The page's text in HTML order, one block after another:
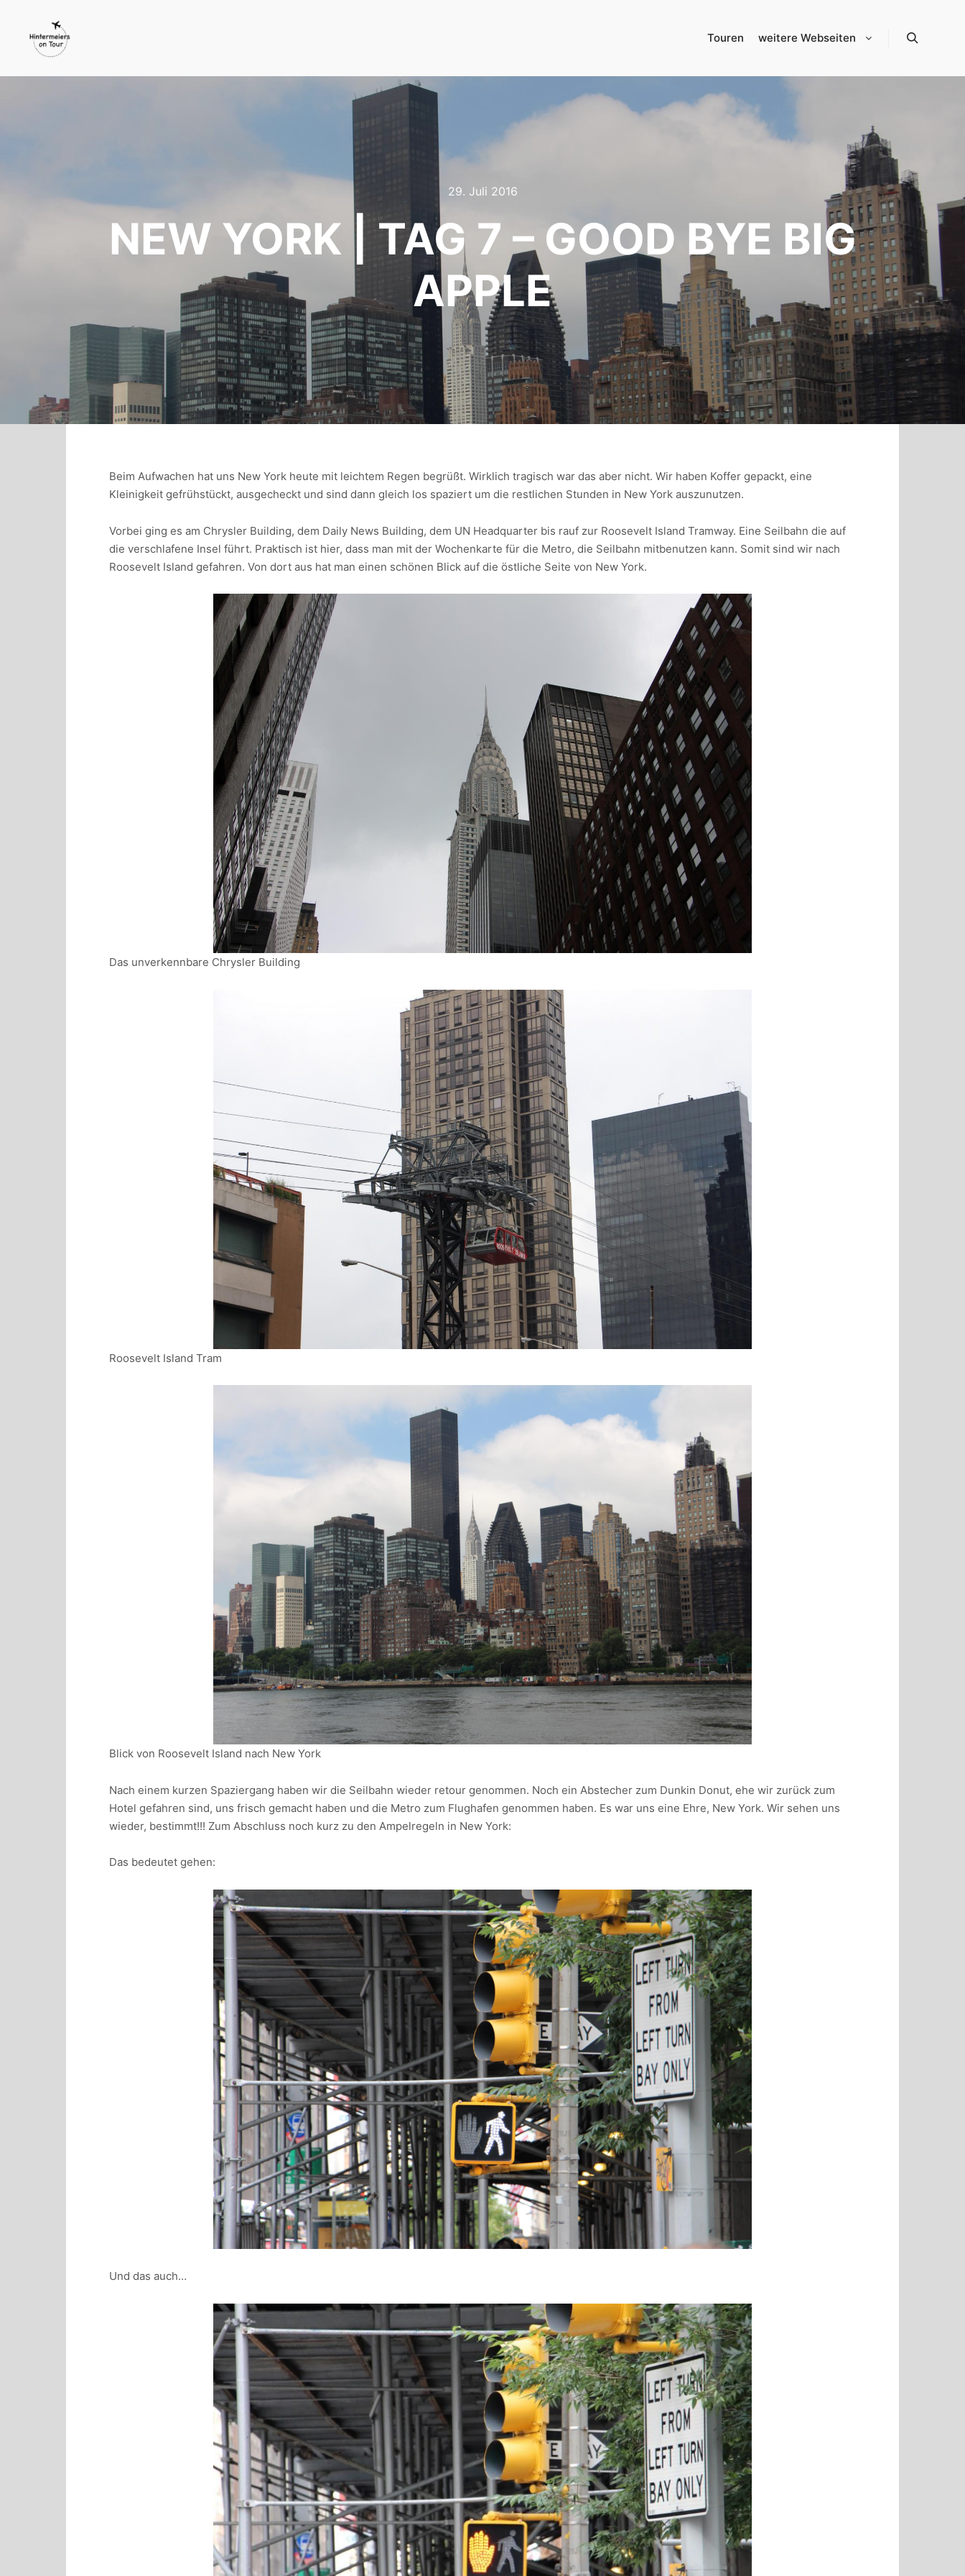
Touren weitere Webseiten
29. Juli 2016
NEW YORK | TAG 7 – GOOD BYE BIG
APPLE
Beim Aufwachen hat uns New York heute mit leichtem Regen begrüßt. Wirklich tragisch war das aber nicht. Wir haben Koffer gepackt, eine
Kleinigkeit gefrühstückt, ausgecheckt und sind dann gleich los spaziert um die restlichen Stunden in New York auszunutzen.
Vorbei ging es am Chrysler Building, dem Daily News Building, dem UN Headquarter bis rauf zur Roosevelt Island Tramway. Eine Seilbahn die auf
die verschlafene Insel führt. Praktisch ist hier, dass man mit der Wochenkarte für die Metro, die Seilbahn mitbenutzen kann. Somit sind wir nach
Roosevelt Island gefahren. Von dort aus hat man einen schönen Blick auf die östliche Seite von New York.
Das unverkennbare Chrysler Building
Roosevelt Island Tram
Blick von Roosevelt Island nach New York
Nach einem kurzen Spaziergang haben wir die Seilbahn wieder retour genommen. Noch ein Abstecher zum Dunkin Donut, ehe wir zurück zum
Hotel gefahren sind, uns frisch gemacht haben und die Metro zum Flughafen genommen haben. Es war uns eine Ehre, New York. Wir sehen uns
wieder, bestimmt!!! Zum Abschluss noch kurz zu den Ampelregeln in New York:
Das bedeutet gehen:
Und das auch…